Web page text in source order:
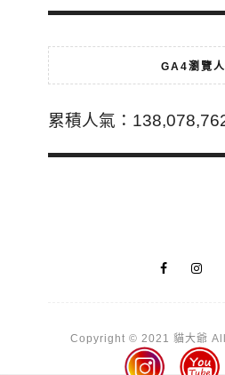
GA4瀏覽
累積人氣：
Copyright © 2021 貓大爺